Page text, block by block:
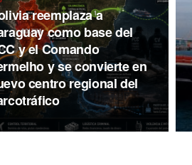
reemplaza a
como base del
y el Comando
y se convierte en
centro regional del